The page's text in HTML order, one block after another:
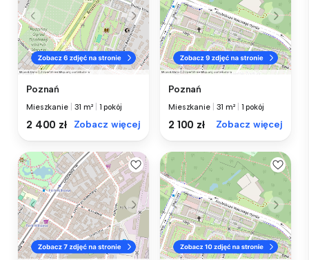
Poznań
Mieszkanie 31 m² 1 pokój
2 400 zł Zobacz więcej
Poznań
Mieszkanie 31 m² 1 pokój
2 100 zł Zobacz więcej